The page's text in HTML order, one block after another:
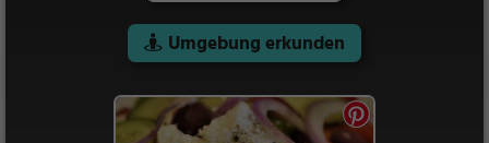
Umgebung erkunden